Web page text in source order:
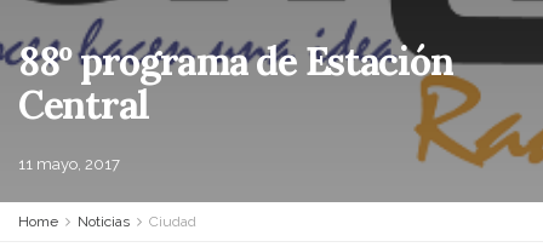
88º programa de Estación
Central
11 mayo, 2017
Home Noticias Ciudad